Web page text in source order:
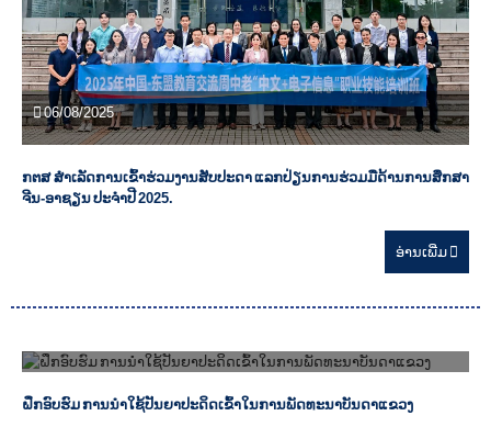
06/08/2025
ກຕສ ສໍາເລັດການເຂົ້າຮ່ວມງານສັບປະດາ ແລກປ່ຽນການຮ່ວມມືດ້ານການສຶກສາ
ຈີນ-ອາຊຽນ ປະຈຳປີ 2025.
ອ່ານ​ເພີ່ມ
ຝຶກອົບຮົມ ການນໍາໃຊ້ປັນຍາປະດິດເຂົ້າໃນການພັດທະນາບັນດາແຂວງ